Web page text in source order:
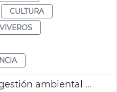
CULTURA
VIVEROS
JGL Contractación gestión ambiental Devesa-Albufera València